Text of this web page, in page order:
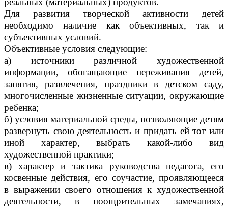
Для развития творческой активности детей
необходимо наличие как объективных, так и
субъективных условий.
Объективные условия следующие:
а) источники различной художественной
информации, обогащающие переживания детей,
занятия, развлечения, праздники в детском саду,
многочисленные жизненные ситуации, окружающие
ребенка;
б) условия материальной среды, позволяющие детям
развернуть свою деятельность и придать ей тот или
иной характер, выбрать какой-либо вид
художественной практики;
в) характер и тактика руководства педагога, его
косвенные действия, его соучастие, проявляющееся
в выражении своего отношения к художественной
деятельности, в поощрительных замечаниях,